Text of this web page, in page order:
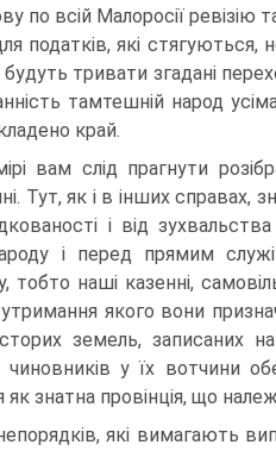
по всій Малоросії ревізію
податків, які стягуються,
тривати згадані
тамтешній народ
край.
вам слід прагнути
Тут, як і в інших справах,
і від
і перед прямим
тобто наші казенні,
якого вони
земель, записаних
чиновників у їх вотчини
знатна провінція, що
які вимагають